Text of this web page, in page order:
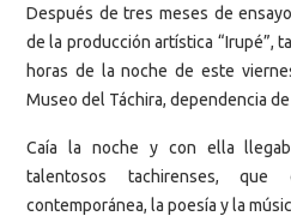
Después de tres meses de
de la producción artística “Irupé”,
horas de la noche de este
Museo del Táchira, dependencia
Caía la noche y con ella
talentosos tachirenses, que
contemporánea, la poesía y la